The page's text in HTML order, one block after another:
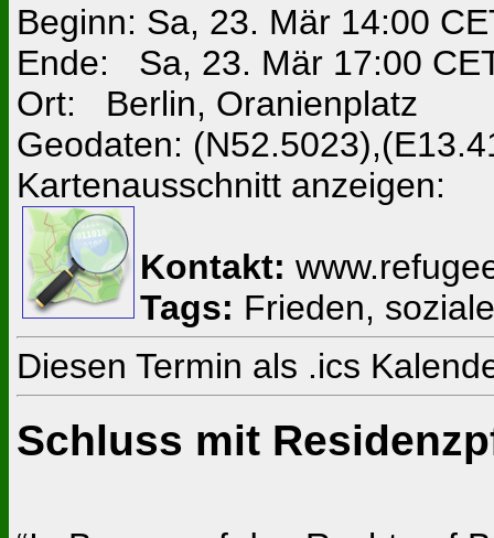
Beginn: Sa, 23. Mär 14:00
Ende: Sa, 23. Mär 17:00
Ort: Berlin, Oranienplatz
Geodaten:
Kartenausschnitt anzeigen:
Kontakt:
Tags: Frieden,
Diesen Termin als .ics
Schluss mit